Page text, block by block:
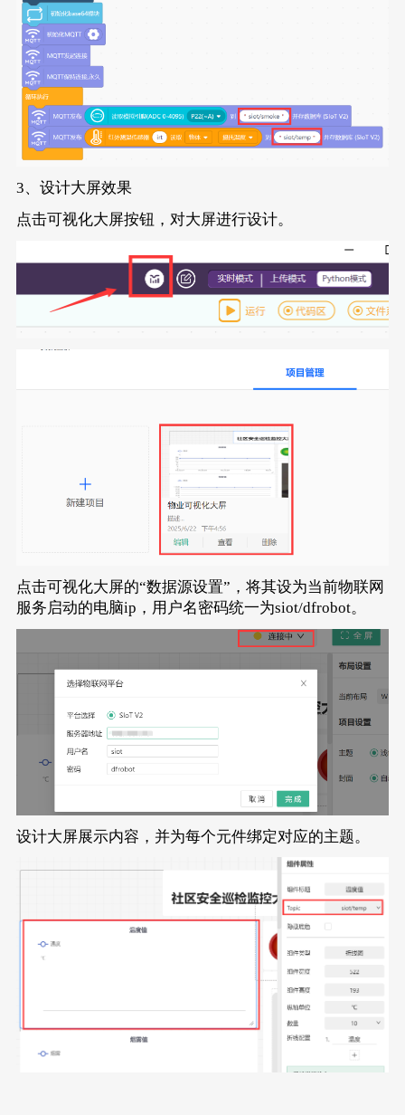
3、设计大屏效果
点击可视化大屏按钮，对大屏进行设计。
点击可视化大屏的“数据源设置”，将其设为当前物联网
服务启动的电脑ip，用户名密码统一为siot/dfrobot。
设计大屏展示内容，并为每个元件绑定对应的主题。